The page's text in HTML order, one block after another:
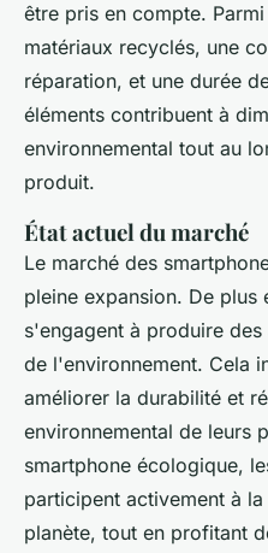
être pris en compte.
matériaux recyclés, une
réparation, et une durée
éléments contribuent à
environnemental tout au
produit.
État actuel du marché
Le marché des
pleine expansion. De plus
s'engagent à produire
de l'environnement. Cela
améliorer la durabilité et
environnemental de leurs
smartphone écologique,
participent activement à
planète, tout en profitant